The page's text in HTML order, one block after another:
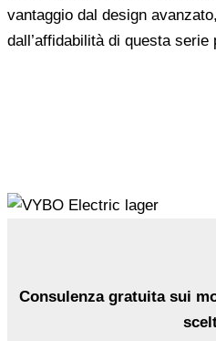
vantaggio dal design
dall’affidabilità di questa serie
Consulenza gratuita sui